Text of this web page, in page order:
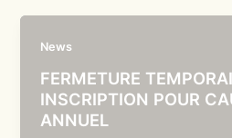
News
FERMETURE
INSCRIPTION POUR
ANNUEL